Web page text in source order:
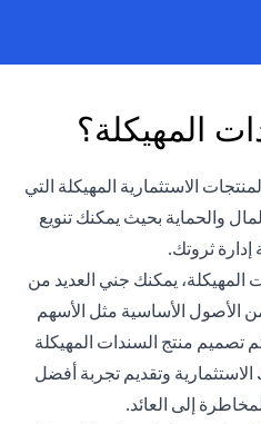
المهيكلة؟
الاستثمارية المهيكلة التي
والحماية بحيث يمكنك تنويع
إدارة ثروتك.
المهيكلة، يمكنك جني العديد من
الأصول الأساسية مثل الأسهم
تصميم منتج السندات المهيكلة
وتقديم تجربة أفضل
إلى العائد.